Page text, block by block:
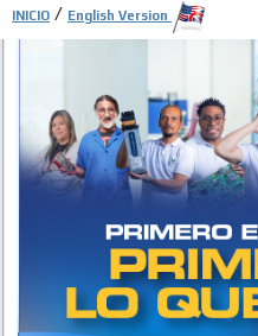
INICIO / English Version
ADS-3A
ADS-3B